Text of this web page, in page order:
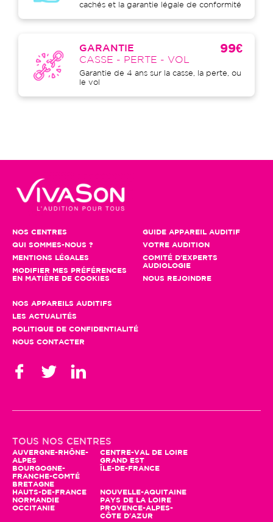
En poursuivant votre navigation, seuls
des cookies à des fins statistiques
seront utilisés. Vous pouvez profiter
d'autres fonctionnalités et nous aider à améliorer le site en
cliquant sur "Accepter"
Pour modifier vos préférences par la suite, cliquez sur le lien
'Préférences de cookies' situé dans le pied de page.
cachés et la garantie légale de conformité
GARANTIE
CASSE - PERTE - VOL
99€
Garantie de 4 ans sur la casse, la perte, ou
le vol
NOS CENTRES
QUI SOMMES-NOUS ?
MENTIONS LÉGALES
MODIFIER MES PRÉFÉRENCES
EN MATIÈRE DE COOKIES
GUIDE APPAREIL AUDITIF
VOTRE AUDITION
COMITÉ D'EXPERTS
AUDIOLOGIE
NOUS REJOINDRE
NOS APPAREILS AUDITIFS
LES ACTUALITÉS
POLITIQUE DE CONFIDENTIALITÉ
NOUS CONTACTER
TOUS NOS CENTRES
AUVERGNE-RHÔNE-
ALPES
BOURGOGNE-
FRANCHE-COMTÉ
BRETAGNE
CENTRE-VAL DE LOIRE
GRAND EST
ÎLE-DE-FRANCE
HAUTS-DE-FRANCE
NORMANDIE
OCCITANIE
NOUVELLE-AQUITAINE
PAYS DE LA LOIRE
PROVENCE-ALPES-
CÔTE D'AZUR